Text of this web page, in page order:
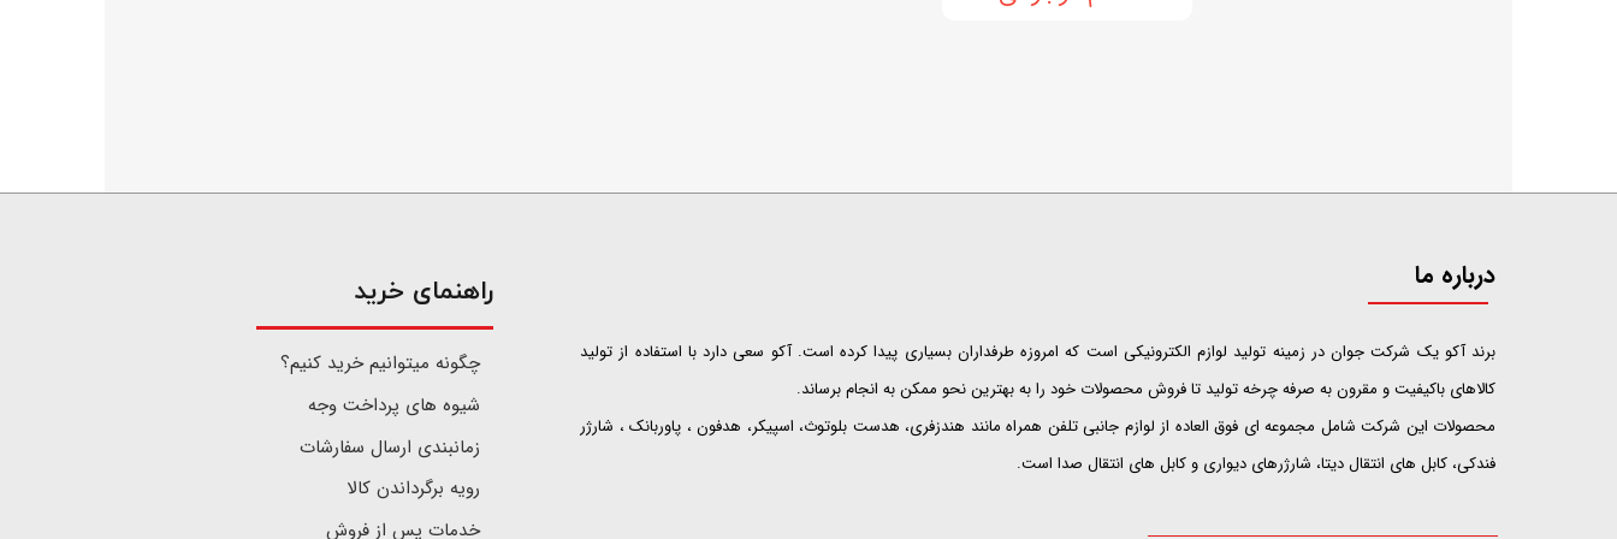
درباره ما
​​​​​​​برند آکو یک شرکت جوان در زمینه تولید لوازم الکترونیکی است که امروزه طرفداران بسیاری پیدا کرده است. آکو سعی دارد با استفاده از تولید
کالاهای باکیفیت و مقرون به صرفه چرخه تولید تا فروش محصولات خود را به بهترین نحو ممکن به انجام برساند.
محصولات این شرکت شامل مجموعه ای فوق العاده از لوازم جانبی تلفن همراه مانند هندزفری، هدست بلوتوث، اسپیکر، هدفون ، پاوربانک ، شارژر
فندکی، کابل های انتقال دیتا، شارژرهای دیواری و کابل های انتقال صدا است.
​راهنمای خرید
چگونه میتوانیم خرید کنیم؟
شیوه های پرداخت وجه
زمانبندی ارسال سفارشات
رویه برگرداندن کالا
خدمات پس از فروش